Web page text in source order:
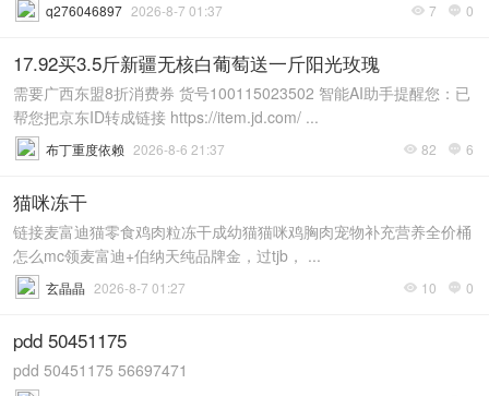
 7  0
q276046897 2026-8-7 01:37
17.92买3.5斤新疆无核白葡萄送一斤阳光玫瑰
需要广西东盟8折消费券 货号100115023502 智能AI助手提醒您：已
帮您把京东ID转成链接 https://item.jd.com/ ...
 82  6
布丁重度依赖 2026-8-6 21:37
猫咪冻干
链接麦富迪猫零食鸡肉粒冻干成幼猫猫咪鸡胸肉宠物补充营养全价桶
怎么mc领麦富迪+伯纳天纯品牌金，过tjb， ...
 10  0
玄晶晶 2026-8-7 01:27
pdd 50451175
pdd 50451175 56697471